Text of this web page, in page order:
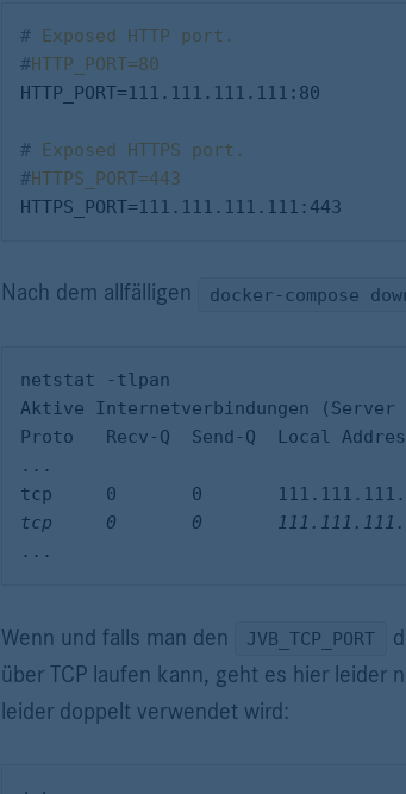
# Exposed HTTP port.
#HTTP_PORT=80
HTTP_PORT=111.111.111.111:80
# Exposed HTTPS port.
#HTTPS_PORT=443
HTTPS_PORT=111.111.111.111:443
Nach dem allfälligen docker-compose
netstat -tlpan
Aktive Internetverbindungen (Server
Proto	Recv-Q	Send-Q	Local Address		Foreign Address	 State			PID/Program name
...
...
Wenn und falls man den JVB_TCP_PORT
über TCP laufen kann, geht es hier leider
leider doppelt verwendet wird: